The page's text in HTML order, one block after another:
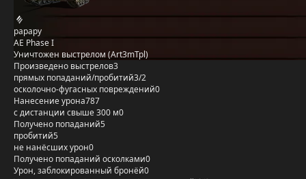
papapy
AE Phase I
Уничтожен выстрелом (Art3mTpl)
Произведено выстрелов3
прямых попаданий/пробитий3/2
осколочно-фугасных повреждений0
Нанесение урона787
с дистанции свыше 300 м0
Получено попаданий5
пробитий5
не нанёсших урон0
Получено попаданий осколками0
Урон, заблокированный бронёй0